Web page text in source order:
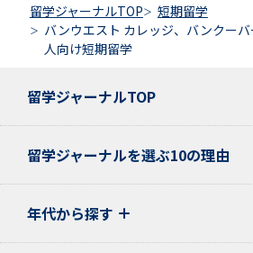
留学ジャーナルTOP
短期留学
バンウエスト カレッジ、バンクー
人向け短期留学
留学ジャーナルTOP
留学ジャーナルを選ぶ10の理由
年代から探す